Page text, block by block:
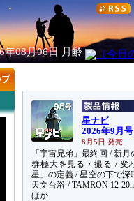
年08月06日 月齢
星ナビ
2026年9月号
8月5日 発売
「宇宙兄弟」最終回 / 新月
群極大を見る・撮る / 変
星」の定義 / 星空の下で深
天文台浴 / TAMRON 12-
ほか